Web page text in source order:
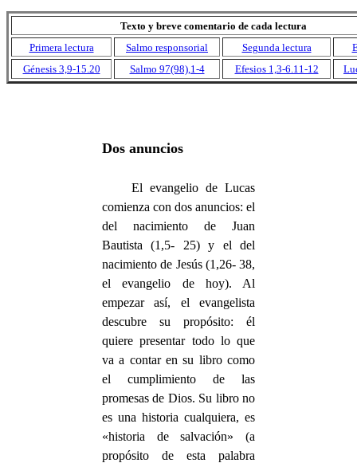
Texto y breve comentario de cada lectura
Primera lectura
Salmo responsorial Segunda lectura
Génesis 3,9-15.20
Salmo 97(98),1-4 Efesios 1,3-6.11-12
Dos anuncios
El evangelio de Lucas
comienza con dos anuncios: el
del nacimiento de Juan
Bautista (1,5- 25) y el del
nacimiento de Jesús (1,26- 38,
el evangelio de hoy). Al
empezar así, el evangelista
descubre su propósito: él
quiere presentar todo lo que
va a contar en su libro como
el cumplimiento de las
promesas de Dios. Su libro no
es una historia cualquiera, es
«historia de salvación» (a
propósito de esta palabra